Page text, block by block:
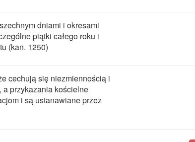
dniami i okresami
piątki całego roku i
(kan. 1250)
cechują się niezmiennością i
a przykazania kościelne
i są ustanawiane przez